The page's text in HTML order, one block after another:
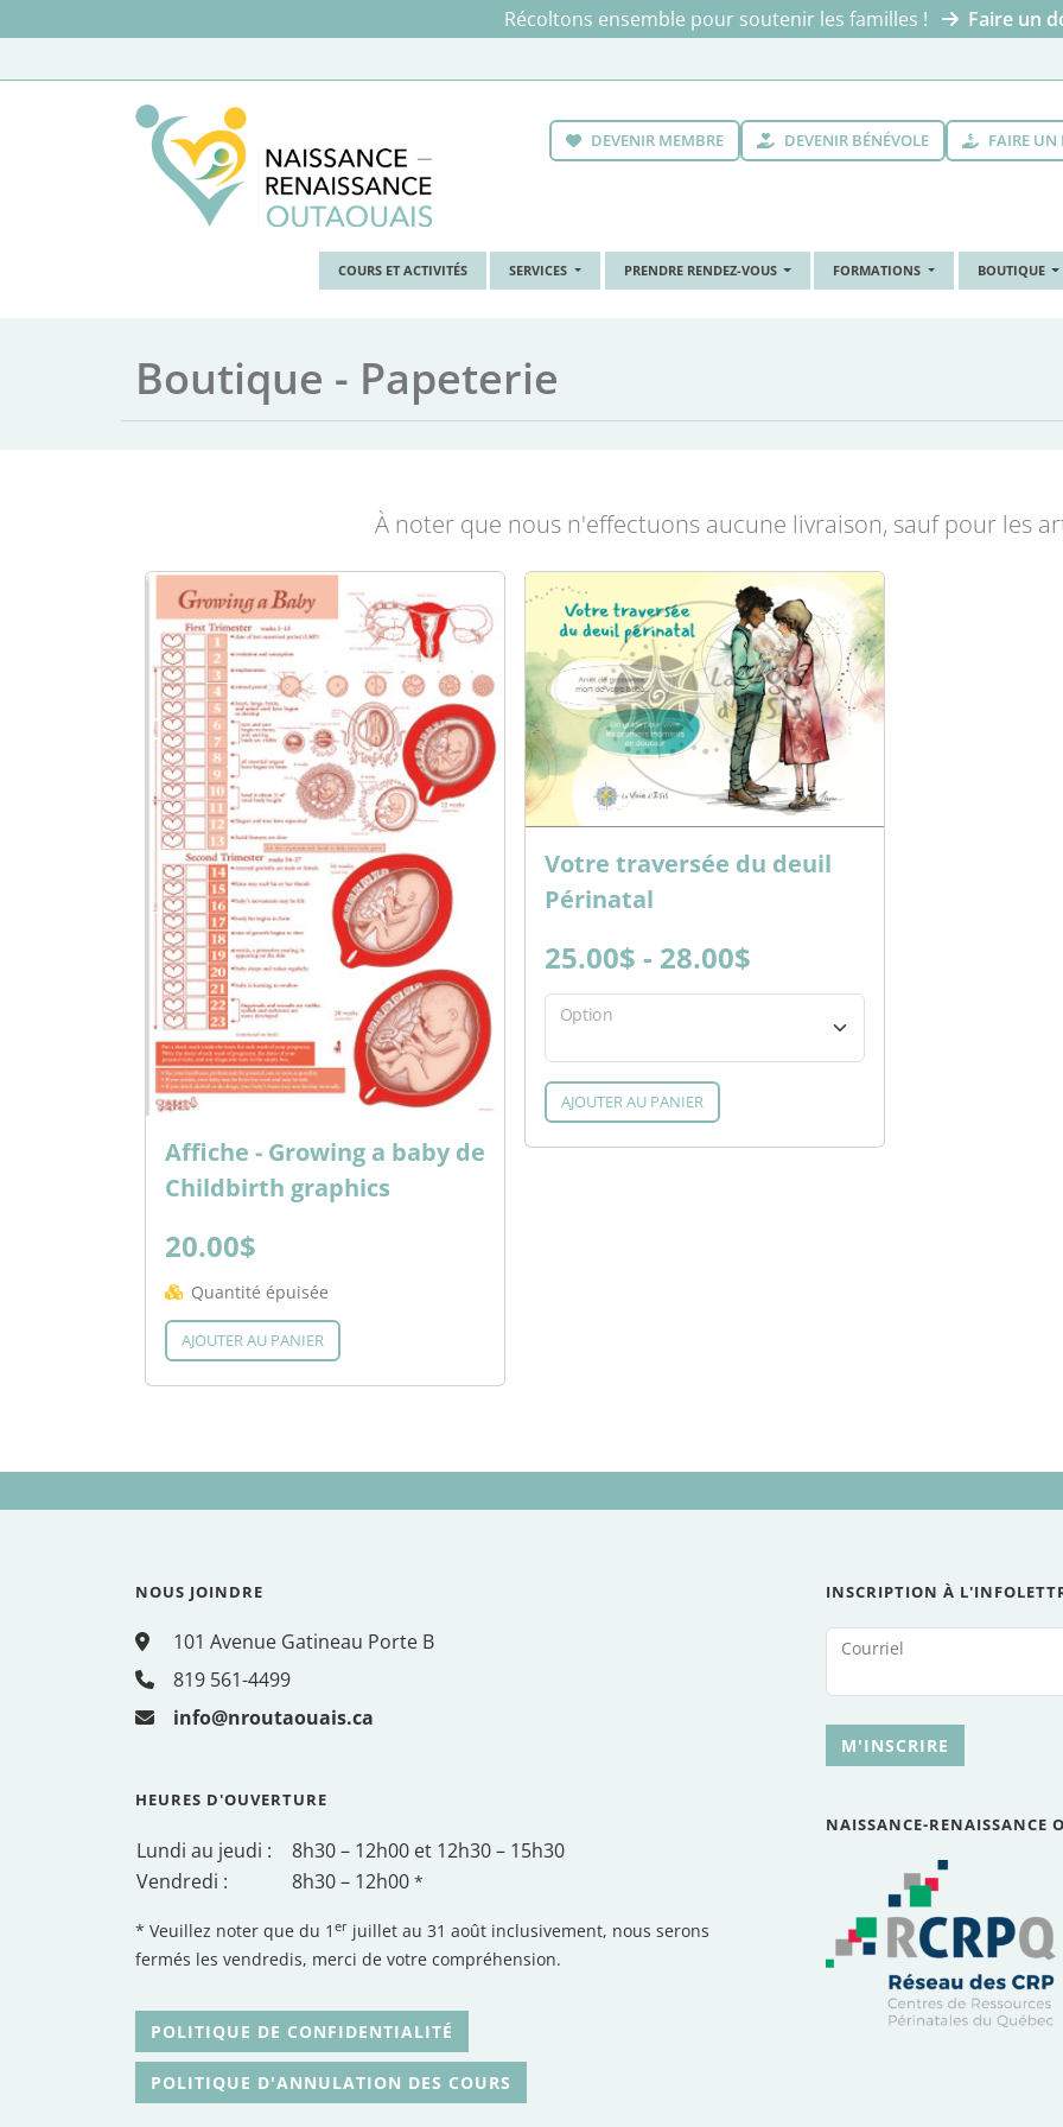
Récoltons ensemble pour soutenir les familles ! Faire un
DEVENIR MEMBRE DEVENIR BÉNÉVOLE FAIRE
COURS ET ACTIVITÉS SERVICES PRENDRE RENDEZ-VOUS FORMATIONS BOUTIQUE
Boutique - Papeterie
À noter que nous n'effectuons aucune livraison, sauf pour les
Affiche - Growing a baby de
Childbirth graphics
20.00$
Quantité épuisée
AJOUTER AU PANIER
Votre traversée du deuil
Périnatal
25.00$ - 28.00$
Option
AJOUTER AU PANIER
NOUS JOINDRE
101 Avenue Gatineau Porte B
819 561-4499
info@nroutaouais.ca
HEURES D'OUVERTURE
Lundi au jeudi :
8h30 – 12h00 et 12h30 – 15h30
Vendredi :
8h30 – 12h00 *
* Veuillez noter que du 1 er juillet au 31 août inclusivement, nous serons
fermés les vendredis, merci de votre compréhension.
POLITIQUE DE CONFIDENTIALITÉ
POLITIQUE D'ANNULATION DES COURS
INSCRIPTION À
Courriel
M'INSCRIRE
NAISSANCE-RENAISSANCE